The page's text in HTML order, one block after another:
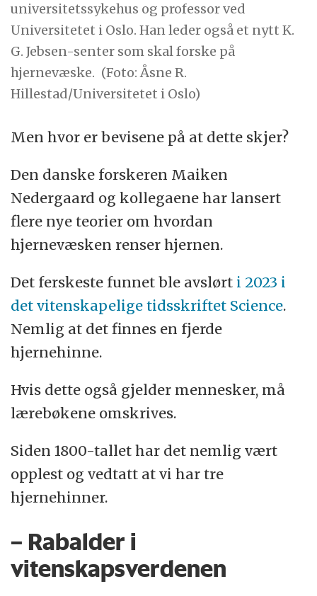
universitetssykehus og professor ved
Universitetet i Oslo. Han leder også et nytt K.
G. Jebsen-senter som skal forske på
hjernevæske. (Foto: Åsne R.
Hillestad/Universitetet i Oslo)
Men hvor er bevisene på at dette skjer?
Den danske forskeren Maiken
Nedergaard og kollegaene har lansert
flere nye teorier om hvordan
hjernevæsken renser hjernen.
Det ferskeste funnet ble avslørt i 2023 i
det vitenskapelige tidsskriftet Science.
Nemlig at det finnes en fjerde
hjernehinne.
Hvis dette også gjelder mennesker, må
lærebøkene omskrives.
Siden 1800-tallet har det nemlig vært
opplest og vedtatt at vi har tre
hjernehinner.
– Rabalder i
vitenskapsverdenen